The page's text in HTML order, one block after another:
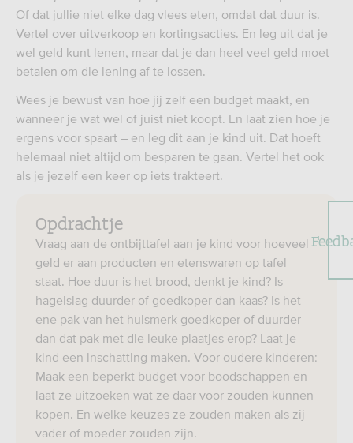
Of dat jullie niet elke dag vlees eten, omdat dat duur is.
Vertel over uitverkoop en kortingsacties. En leg uit dat je
wel geld kunt lenen, maar dat je dan heel veel geld moet
betalen om die lening af te lossen.
Wees je bewust van hoe jij zelf een budget maakt, en
wanneer je wat wel of juist niet koopt. En laat zien hoe je
ergens voor spaart – en leg dit aan je kind uit. Dat hoeft
helemaal niet altijd om besparen te gaan. Vertel het ook
als je jezelf een keer op iets trakteert.
Opdrachtje
Vraag aan de ontbijttafel aan je kind voor hoeveel
geld er aan producten en etenswaren op tafel
staat. Hoe duur is het brood, denkt je kind? Is
hagelslag duurder of goedkoper dan kaas? Is het
ene pak van het huismerk goedkoper of duurder
dan dat pak met die leuke plaatjes erop? Laat je
kind een inschatting maken. Voor oudere kinderen:
Maak een beperkt budget voor boodschappen en
laat ze uitzoeken wat ze daar voor zouden kunnen
kopen. En welke keuzes ze zouden maken als zij
vader of moeder zouden zijn.